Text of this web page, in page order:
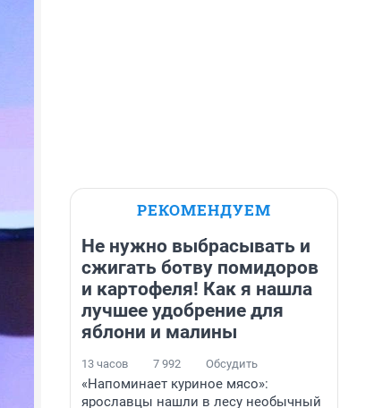
РЕКОМЕНДУЕМ
Не нужно выбрасывать и
сжигать ботву помидоров
и картофеля! Как я нашла
лучшее удобрение для
яблони и малины
13 часов 7 992 Обсудить
«Напоминает куриное мясо»:
ярославцы нашли в лесу необычный